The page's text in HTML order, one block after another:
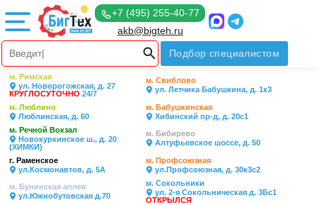
+7 (495) 255-40-77
akb@bigteh.ru
Подбор специалистом
м. Римская
ул. Новорогожская, д. 27
КРУГЛОСУТОЧНО 24/7
м. Свиблово
ул. Летчика Бабушкина, д. 1к3
м. Люблино
Люблинская, д. 60
м. Бабушкинская
Хибинский пр-д, д. 20с1
м. Речной Вокзал
Новокуркинское ш., д. 20
(ХИМКИ)
м. Бибирево
Алтуфьевское шоссе, д. 50
г. Раменское
ул.Космонавтов, д. 5А
м. Профсоюзная
ул.Профсоюзная, д. 30к3с2
м. Бунинская аллея
ул.Южнобутовская д.70
м. Сокольники
ул. 2-я Сокольническая д. 3Бс1
ОТКРЫЛСЯ